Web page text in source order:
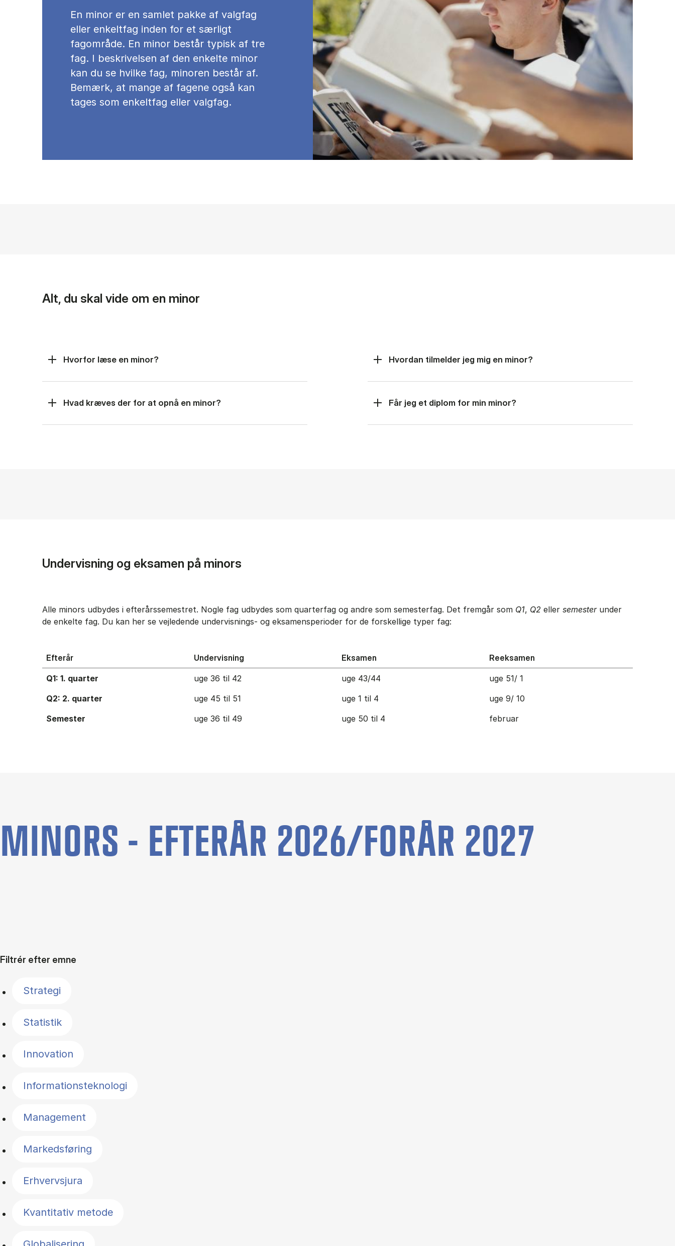
En minor er en samlet pakke af valgfag
eller enkeltfag inden for et særligt
fagområde. En minor består typisk af tre
fag. I beskrivelsen af den enkelte minor
kan du se hvilke fag, minoren består af.
Bemærk, at mange af fagene også kan
tages som enkeltfag eller valgfag.
Alt, du skal vide om en minor
Hvorfor læse en minor?
Hvad kræves der for at opnå en minor?
Hvordan tilmelder jeg mig en minor?
Får jeg et diplom for min minor?
Undervisning og eksamen på minors
Alle minors udbydes i efterårssemestret. Nogle fag udbydes som quarterfag og andre som semesterfag. Det fremgår som Q1, Q2 eller semesterunder
de enkelte fag. Du kan her se vejledende undervisnings- og eksamensperioder for de forskellige typer fag:
Efterår Undervisning Eksamen Reeksamen
Q1: 1. quarter uge 36 til 42 uge 43/44
uge 51/ 1
Q2: 2. quarter
uge 45 til 51 uge 1 til 4
uge 9/ 10
Semester
uge 36 til 49 uge 50 til 4 februar
MINORS - EFTERÅR 2026/FORÅR 2027
Filtrér efter emne
Strategi
Statistik
Innovation
Informationsteknologi
Management
Markedsføring
Erhvervsjura
Kvantitativ metode